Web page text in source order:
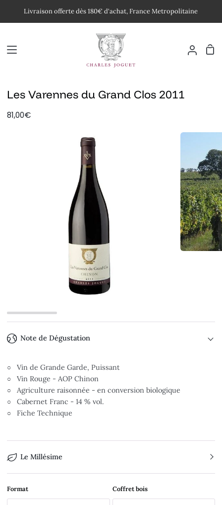
Livraison offerte dès 180€ d'achat, France Metropolitaine
Mon
Les Varennes du Grand Clos 2011
81,00€
Note de Dégustation
○ Vin de Grande Garde, Puissant
○ Vin Rouge - AOP Chinon
○ Agriculture raisonnée - en conversion biologique
○ Cabernet Franc - 14 % vol.
○ Fiche Technique
Le Millésime
Format Coffret bois